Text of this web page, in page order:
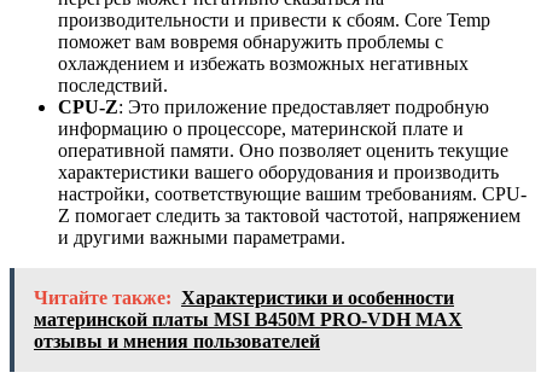
производительности и привести к сбоям. Core Temp
поможет вам вовремя обнаружить проблемы с
охлаждением и избежать возможных негативных
последствий.
CPU-Z: Это приложение предоставляет подробную
информацию о процессоре, материнской плате и
оперативной памяти. Оно позволяет оценить текущие
характеристики вашего оборудования и производить
настройки, соответствующие вашим требованиям. CPU-
Z помогает следить за тактовой частотой, напряжением
и другими важными параметрами.
Читайте также: Характеристики и особенности
материнской платы MSI B450M PRO-VDH MAX
отзывы и мнения пользователей